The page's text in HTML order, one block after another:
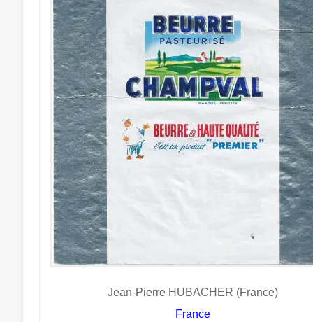
Jean-Pierre HUBACHER (France)
France